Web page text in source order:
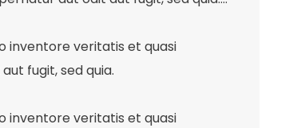
inventore veritatis et quasi
fugit, sed quia.
inventore veritatis et quasi